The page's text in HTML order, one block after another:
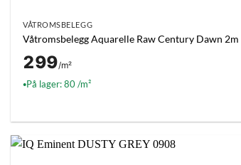
VÅTROMSBELEGG
Våtromsbelegg Aquarelle Raw Century Dawn 2m
299/m²
●På lager: 80 /m²